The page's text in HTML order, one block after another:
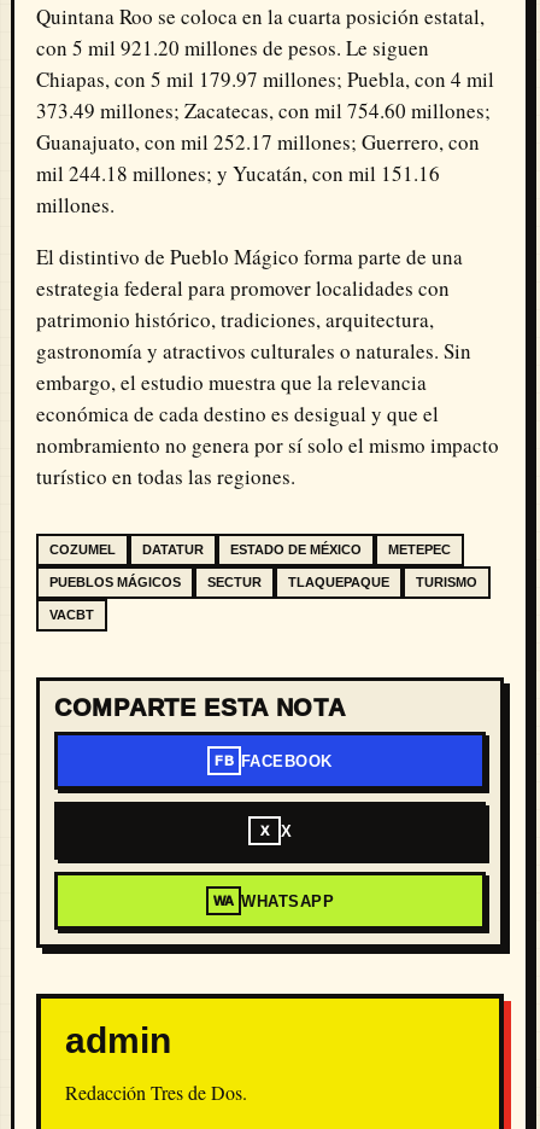
Quintana Roo se coloca en la cuarta posición estatal,
con 5 mil 921.20 millones de pesos. Le siguen
Chiapas, con 5 mil 179.97 millones; Puebla, con 4 mil
373.49 millones; Zacatecas, con mil 754.60 millones;
Guanajuato, con mil 252.17 millones; Guerrero, con
mil 244.18 millones; y Yucatán, con mil 151.16
millones.
El distintivo de Pueblo Mágico forma parte de una
estrategia federal para promover localidades con
patrimonio histórico, tradiciones, arquitectura,
gastronomía y atractivos culturales o naturales. Sin
embargo, el estudio muestra que la relevancia
económica de cada destino es desigual y que el
nombramiento no genera por sí solo el mismo impacto
turístico en todas las regiones.
COZUMEL DATATUR ESTADO DE MÉXICO METEPEC
PUEBLOS MÁGICOS SECTUR TLAQUEPAQUE TURISMO
VACBT
COMPARTE ESTA NOTA
FB FACEBOOK
X X
WA WHATSAPP
admin
Redacción Tres de Dos.